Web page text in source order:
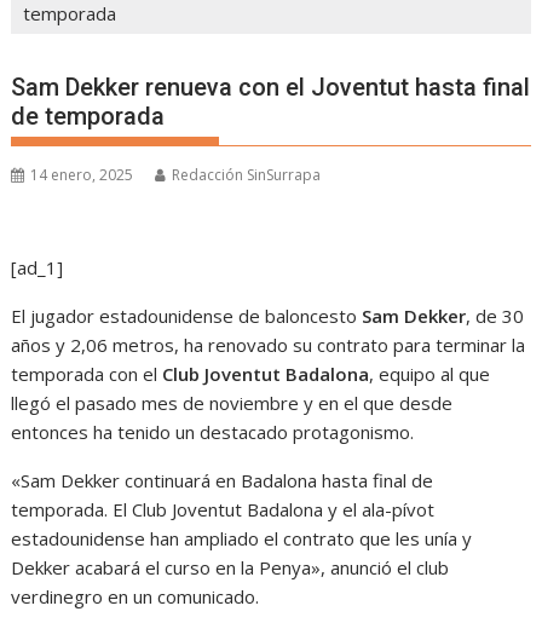
temporada
Sam Dekker renueva con el Joventut hasta final
de temporada
14 enero, 2025 Redacción SinSurrapa
[ad_1]
El jugador estadounidense de baloncesto Sam Dekker, de 30
años y 2,06 metros, ha renovado su contrato para terminar la
temporada con el Club Joventut Badalona, equipo al que
llegó el pasado mes de noviembre y en el que desde
entonces ha tenido un destacado protagonismo.
«Sam Dekker continuará en Badalona hasta final de
temporada. El Club Joventut Badalona y el ala-pívot
estadounidense han ampliado el contrato que les unía y
Dekker acabará el curso en la Penya», anunció el club
verdinegro en un comunicado.